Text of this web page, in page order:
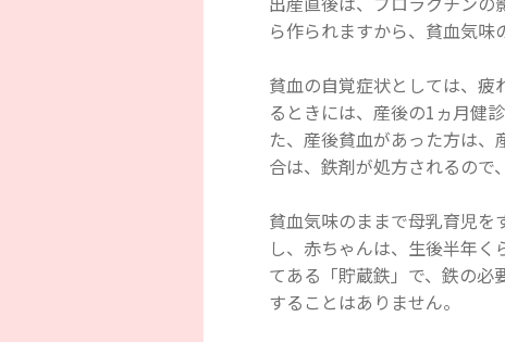
ら作られますから、貧血気
貧血の自覚症状としては、疲
るときには、産後の1ヵ月健
た、産後貧血があった方は
合は、鉄剤が処方されるので
貧血気味のままで母乳育児を
し、赤ちゃんは、生後半年
てある「貯蔵鉄」で、鉄の必
することはありません。